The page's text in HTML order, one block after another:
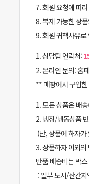
7. 회원 요청에 따
8. 복제 가능한 상
9. 회원 귀책사유
1. 상담팀 연락처:
2. 온라인 문의: 홈
** 매장에서 구입
1. 모든 상품은 배
2. 냉장/냉동상품
(단, 상품에 하자
3. 상품하자 이외
반품 배송비는 박
: 일부 도서/산간